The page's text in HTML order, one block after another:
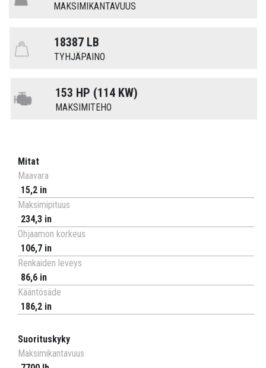
MAKSIMIKANTAVUUS
18387 LB
TYHJÄPAINO
153 HP (114 KW)
MAKSIMITEHO
Mitat
Maavara
15,2 in
Maksimipituus
234,3 in
Ohjaamon korkeus
106,7 in
Renkaiden leveys
86,6 in
Kääntösäde
186,2 in
Suorituskyky
Maksimikantavuus